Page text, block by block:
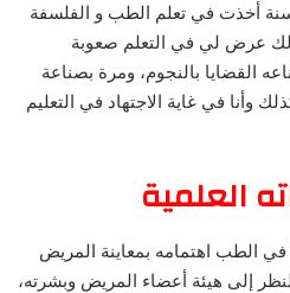
أخذت في تعلم الطب و الفلسفة
عرض لي في التعلم صعوبة
القضايا بالنجوم، ومرة بصناعة
وأنا في غاية الاجتهاد في التعليم
العلمية
الطب اهتمامه بمعاينة المريض
إلى هيئة أعضاء المريض وبشرته،